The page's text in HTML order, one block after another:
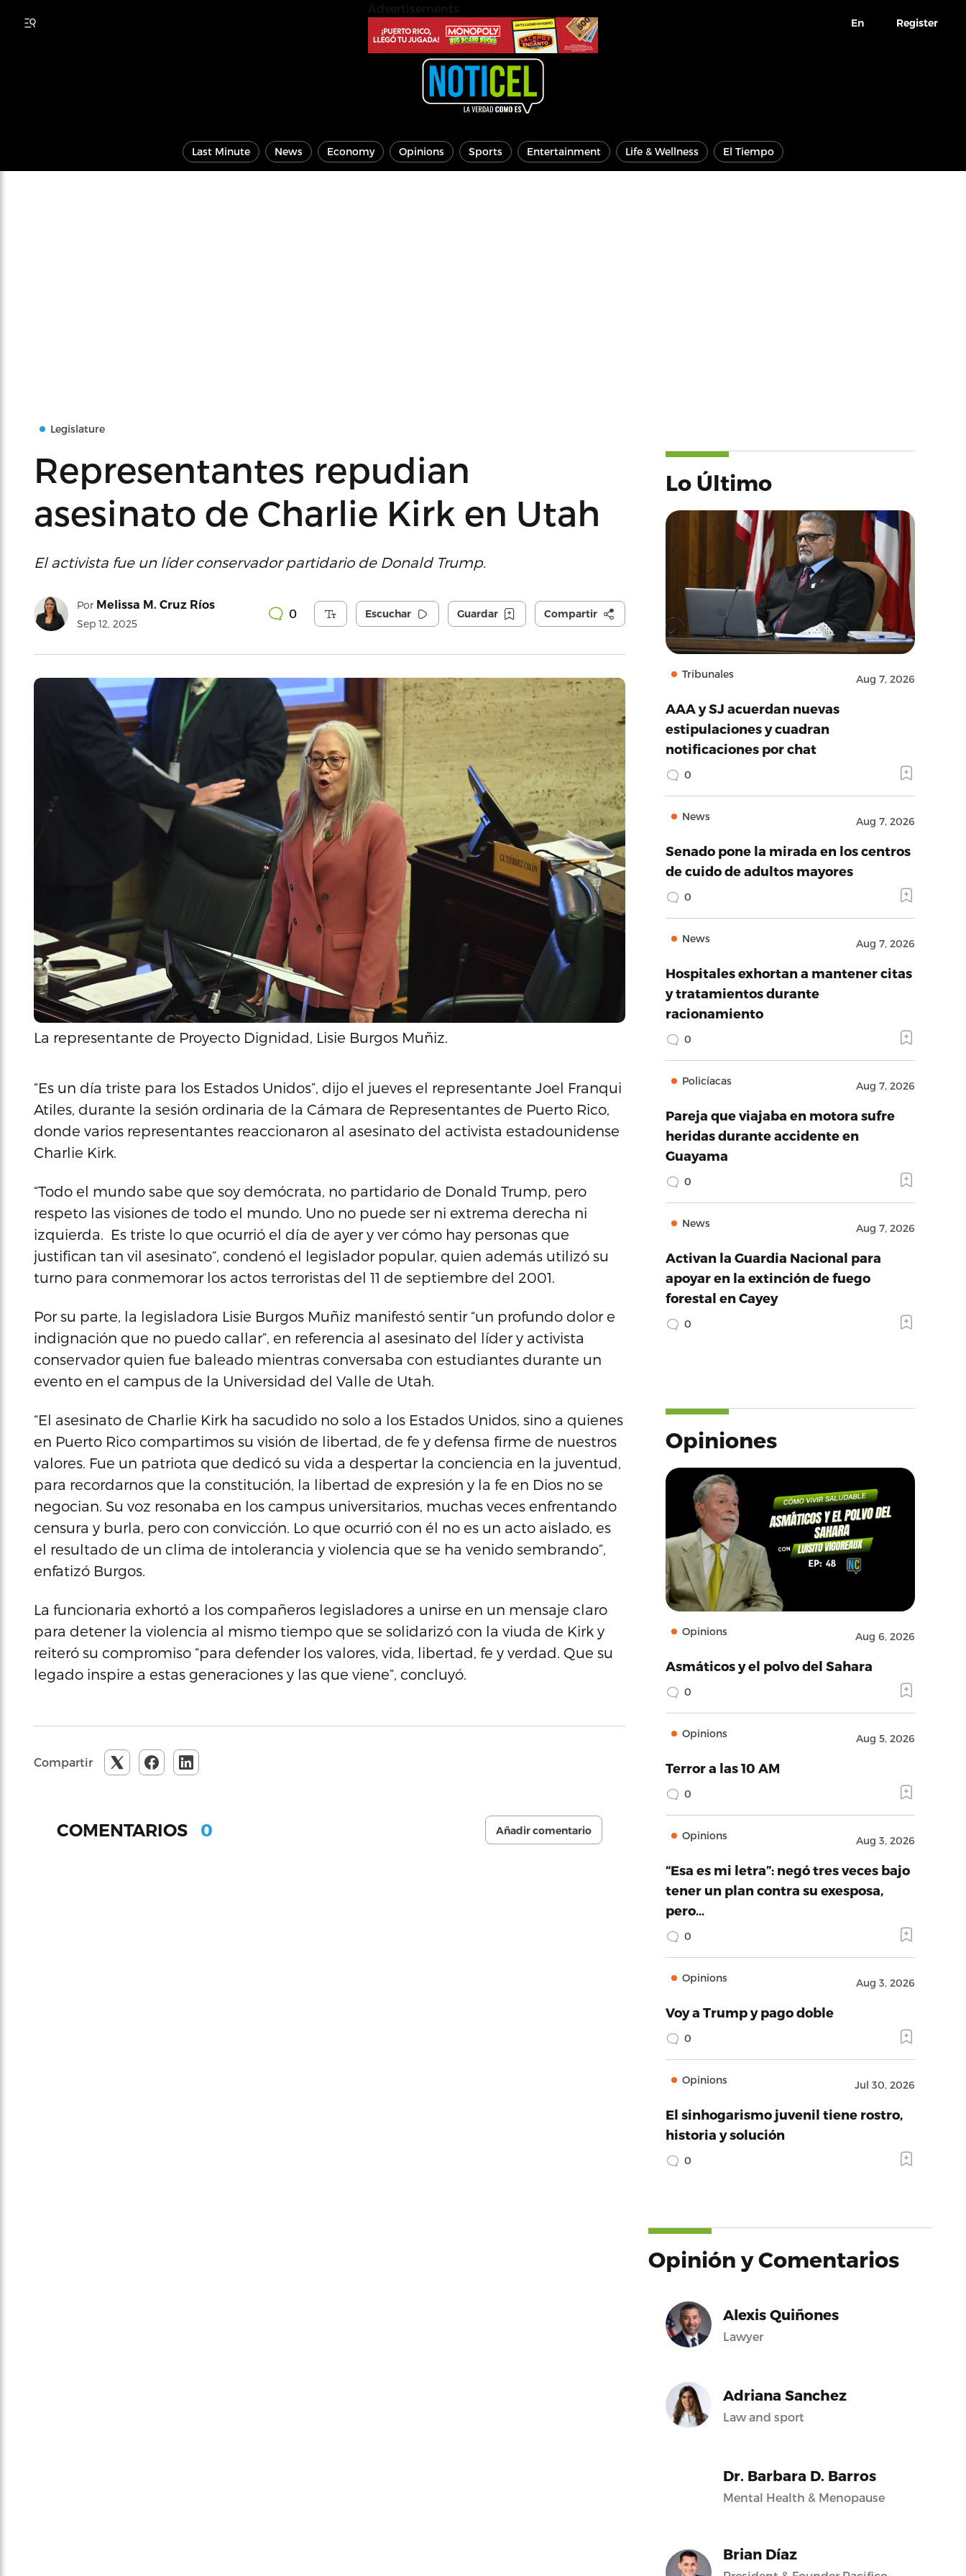
En Register
Last Minute News Economy Opinions Sports Entertainment Life & Wellness El Tiempo
Legislature
Representantes repudian
asesinato de Charlie Kirk en Utah
El activista fue un líder conservador partidario de Donald Trump.
Por Melissa M. Cruz Ríos
Sep 12, 2025
0 Escuchar Guardar Compartir
La representante de Proyecto Dignidad, Lisie Burgos Muñiz.
“Es un día triste para los Estados Unidos”, dijo el jueves el representante Joel Franqui
Atiles, durante la sesión ordinaria de la Cámara de Representantes de Puerto Rico,
donde varios representantes reaccionaron al asesinato del activista estadounidense
Charlie Kirk.
“Todo el mundo sabe que soy demócrata, no partidario de Donald Trump, pero
respeto las visiones de todo el mundo. Uno no puede ser ni extrema derecha ni
izquierda. Es triste lo que ocurrió el día de ayer y ver cómo hay personas que
justifican tan vil asesinato”, condenó el legislador popular, quien además utilizó su
turno para conmemorar los actos terroristas del 11 de septiembre del 2001.
Por su parte, la legisladora Lisie Burgos Muñiz manifestó sentir “un profundo dolor e
indignación que no puedo callar”, en referencia al asesinato del líder y activista
conservador quien fue baleado mientras conversaba con estudiantes durante un
evento en el campus de la Universidad del Valle de Utah.
“El asesinato de Charlie Kirk ha sacudido no solo a los Estados Unidos, sino a quienes
en Puerto Rico compartimos su visión de libertad, de fe y defensa firme de nuestros
valores. Fue un patriota que dedicó su vida a despertar la conciencia en la juventud,
para recordarnos que la constitución, la libertad de expresión y la fe en Dios no se
negocian. Su voz resonaba en los campus universitarios, muchas veces enfrentando
censura y burla, pero con convicción. Lo que ocurrió con él no es un acto aislado, es
el resultado de un clima de intolerancia y violencia que se ha venido sembrando”,
enfatizó Burgos.
La funcionaria exhortó a los compañeros legisladores a unirse en un mensaje claro
para detener la violencia al mismo tiempo que se solidarizó con la viuda de Kirk y
reiteró su compromiso “para defender los valores, vida, libertad, fe y verdad. Que su
legado inspire a estas generaciones y las que viene”, concluyó.
Compartir
COMENTARIOS 0 Añadir comentario
Lo Último
Tribunales Aug 7, 2026
AAA y SJ acuerdan nuevas
estipulaciones y cuadran
notificaciones por chat
0
News Aug 7, 2026
Senado pone la mirada en los centros
de cuido de adultos mayores
0
News Aug 7, 2026
Hospitales exhortan a mantener citas
y tratamientos durante
racionamiento
0
Policíacas Aug 7, 2026
Pareja que viajaba en motora sufre
heridas durante accidente en
Guayama
0
News Aug 7, 2026
Activan la Guardia Nacional para
apoyar en la extinción de fuego
forestal en Cayey
0
Opiniones
Opinions Aug 6, 2026
Asmáticos y el polvo del Sahara
0
Opinions Aug 5, 2026
Terror a las 10 AM
0
Opinions Aug 3, 2026
“Esa es mi letra”: negó tres veces bajo
tener un plan contra su exesposa,
pero…
0
Opinions Aug 3, 2026
Voy a Trump y pago doble
0
Opinions Jul 30, 2026
El sinhogarismo juvenil tiene rostro,
historia y solución
0
Opinión y Comentarios
Alexis Quiñones
Lawyer
Adriana Sanchez
Law and sport
Dr. Barbara D. Barros
Mental Health & Menopause
Brian Díaz